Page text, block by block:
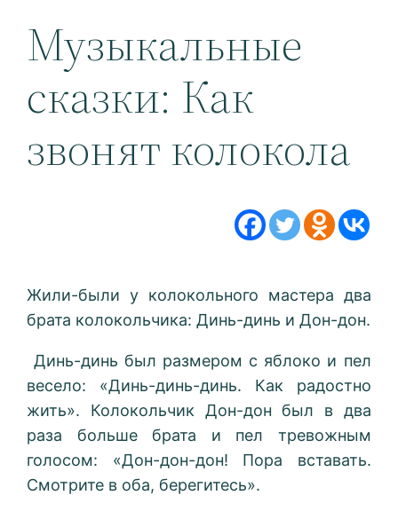
Музыкальные
сказки: Как
звонят колокола
Жили-были у колокольного мастера два
брата колокольчика: Динь-динь и Дон-дон.
Динь-динь был размером с яблоко и пел
весело: «Динь-динь-динь. Как радостно
жить». Колокольчик Дон-дон был в два
раза больше брата и пел тревожным
голосом: «Дон-дон-дон! Пора вставать.
Смотрите в оба, берегитесь».